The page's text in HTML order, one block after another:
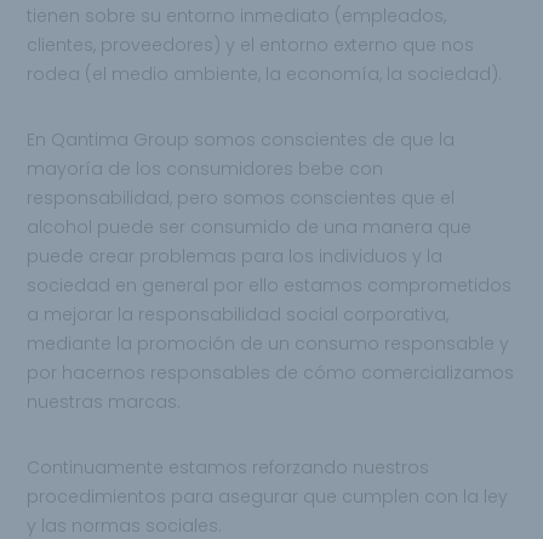
tienen sobre su entorno inmediato (empleados,
clientes, proveedores) y el entorno externo que nos
rodea (el medio ambiente, la economía, la sociedad).
En Qantima Group somos conscientes de que la
mayoría de los consumidores bebe con
responsabilidad, pero somos conscientes que el
alcohol puede ser consumido de una manera que
puede crear problemas para los individuos y la
sociedad en general por ello estamos comprometidos
a mejorar la responsabilidad social corporativa,
mediante la promoción de un consumo responsable y
por hacernos responsables de cómo comercializamos
nuestras marcas.
Continuamente estamos reforzando nuestros
procedimientos para asegurar que cumplen con la ley
y las normas sociales.